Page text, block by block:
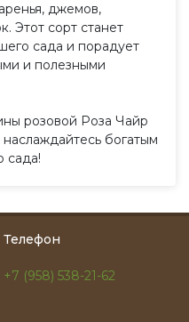
джемов,
Этот сорт станет
сада и порадует
и полезными
розовой Роза Чайр
богатым
сада!
Телефон
+7 (958) 538-21-62